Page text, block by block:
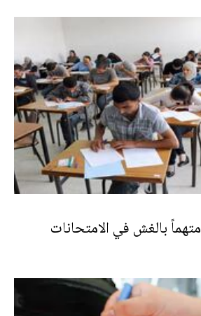
السجن النافذ لـ31 متهماً بالغش في الامتحانات